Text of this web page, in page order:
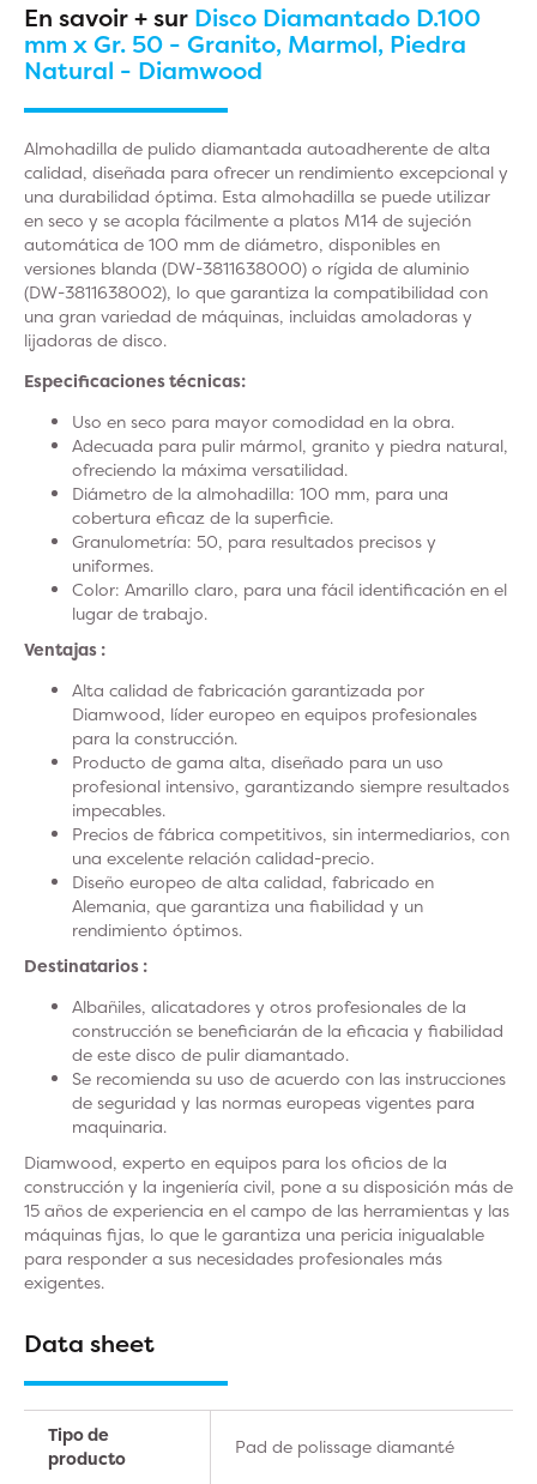
En savoir + sur Disco Diamantado D.100
mm x Gr. 50 - Granito, Marmol, Piedra
Natural - Diamwood
Almohadilla de pulido diamantada autoadherente de alta
calidad, diseñada para ofrecer un rendimiento excepcional y
una durabilidad óptima. Esta almohadilla se puede utilizar
en seco y se acopla fácilmente a platos M14 de sujeción
automática de 100 mm de diámetro, disponibles en
versiones blanda (DW-3811638000) o rígida de aluminio
(DW-3811638002), lo que garantiza la compatibilidad con
una gran variedad de máquinas, incluidas amoladoras y
lijadoras de disco.
Especificaciones técnicas:
Uso en seco para mayor comodidad en la obra.
Adecuada para pulir mármol, granito y piedra natural,
ofreciendo la máxima versatilidad.
Diámetro de la almohadilla: 100 mm, para una
cobertura eficaz de la superficie.
Granulometría: 50, para resultados precisos y
uniformes.
Color: Amarillo claro, para una fácil identificación en el
lugar de trabajo.
Ventajas :
Alta calidad de fabricación garantizada por
Diamwood, líder europeo en equipos profesionales
para la construcción.
Producto de gama alta, diseñado para un uso
profesional intensivo, garantizando siempre resultados
impecables.
Precios de fábrica competitivos, sin intermediarios, con
una excelente relación calidad-precio.
Diseño europeo de alta calidad, fabricado en
Alemania, que garantiza una fiabilidad y un
rendimiento óptimos.
Destinatarios :
Albañiles, alicatadores y otros profesionales de la
construcción se beneficiarán de la eficacia y fiabilidad
de este disco de pulir diamantado.
Se recomienda su uso de acuerdo con las instrucciones
de seguridad y las normas europeas vigentes para
maquinaria.
Diamwood, experto en equipos para los oficios de la
construcción y la ingeniería civil, pone a su disposición más de
15 años de experiencia en el campo de las herramientas y las
máquinas fijas, lo que le garantiza una pericia inigualable
para responder a sus necesidades profesionales más
exigentes.
Data sheet
Tipo de
producto
Pad de polissage diamanté